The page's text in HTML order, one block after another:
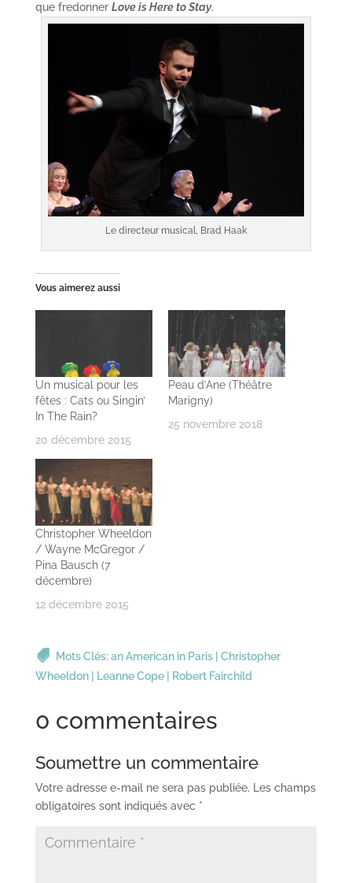
que fredonner Love is Here to Stay.
Le directeur musical, Brad Haak
Vous aimerez aussi
Un musical pour les
fêtes : Cats ou Singin’
In The Rain?
20 décembre 2015
Peau d’Ane (Théâtre
Marigny)
25 novembre 2018
Christopher Wheeldon
/ Wayne McGregor /
Pina Bausch (7
décembre)
12 décembre 2015
Mots Clés:an American in Paris| Christopher
Wheeldon| Leanne Cope| Robert Fairchild
0 commentaires
Soumettre un commentaire
Votre adresse e-mail ne sera pas publiée.
Les champs
obligatoires sont indiqués avec *